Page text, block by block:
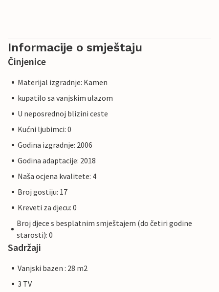
Informacije o smještaju
Činjenice
Materijal izgradnje: Kamen
kupatilo sa vanjskim ulazom
U neposrednoj blizini ceste
Kućni ljubimci: 0
Godina izgradnje: 2006
Godina adaptacije: 2018
Naša ocjena kvalitete: 4
Broj gostiju: 17
Kreveti za djecu: 0
Broj djece s besplatnim smještajem (do četiri godine
starosti): 0
Sadržaji
Vanjski bazen : 28 m2
3 TV